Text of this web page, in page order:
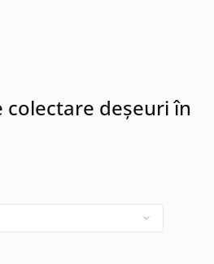
colectare deșeuri în